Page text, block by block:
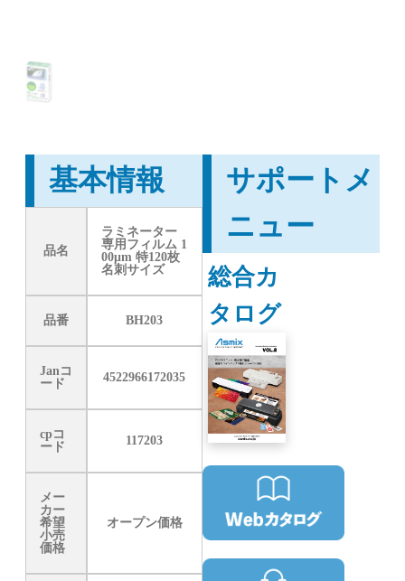
基本情報
品名
ラミネーター
専用フィルム 1
00μm 特120枚
名刺サイズ
品番 BH203
Janコ
ード
4522966172035
cpコ
ード
117203
メー
カー
希望
小売
価格
オープン価格
サポートメ
ニュー
総合カ
タログ